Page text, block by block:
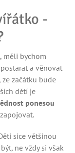
-
měli bychom
a věnovat
začátku bude
dětí je
ponesou
sice většinou
ne vždy si však